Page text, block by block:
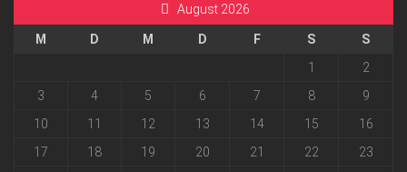
August 2026
M D M D F S
S
1
2
3
4 5 6 7 8
9
10
11 12 13 14 15
16
17
18 19 20 21 22
23